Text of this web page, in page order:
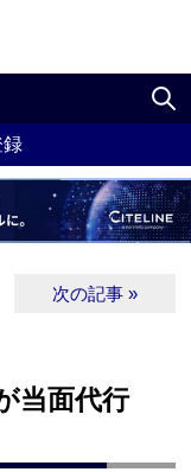
録
次の記事 »
当面代行